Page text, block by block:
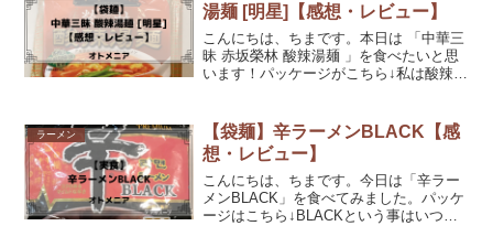
湯麺 [明星]【感想・レビュー】
こんにちは、ちまです。本日は 「中華三
昧 赤坂榮林 酸辣湯麺 」を食べたいと思
います！パッケージがこちら↓私は酸辣湯
湯麺食べた事あるけど忘れてる)、さてど
んな味なので...
ラーメン
【袋麺】辛ラーメンBLACK【感
想・レビュー】
こんにちは、ちまです。今日は「辛ラー
メンBLACK」を食べてみました。パッケ
ージはこちら↓BLACKという事はいつも